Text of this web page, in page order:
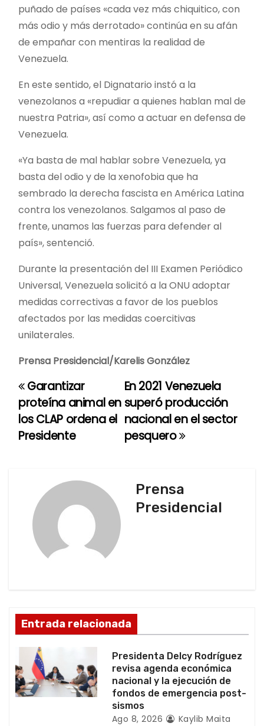
puñado de países «cada vez más chiquitico, con
más odio y más derrotado» continúa en su afán
de empañar con mentiras la realidad de
Venezuela.
En este sentido, el Dignatario instó a la
venezolanos a «repudiar a quienes hablan mal de
nuestra Patria», así como a actuar en defensa de
Venezuela.
«Ya basta de mal hablar sobre Venezuela, ya
basta del odio y de la xenofobia que ha
sembrado la derecha fascista en América Latina
contra los venezolanos. Salgamos al paso de
frente, unamos las fuerzas para defender al
país», sentenció.
Durante la presentación del III Examen Periódico
Universal, Venezuela solicitó a la ONU adoptar
medidas correctivas a favor de los pueblos
afectados por las medidas coercitivas
unilaterales.
Prensa Presidencial/Karelis González
N
a
v
n
d
e
e
En 2021 Venezuela
superó producción
nacional en el sector
pesquero
Garantizar
proteína animal en
los CLAP ordena el
Presidente
Prensa
Presidencial
Entrada relacionada
Presidenta Delcy Rodríguez
revisa agenda económica
nacional y la ejecución de
fondos de emergencia post-
sismos
Ago 8, 2026 Kaylib Maita